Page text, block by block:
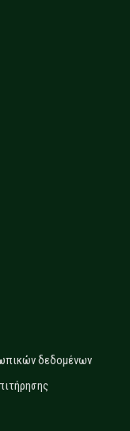
δεδομένων